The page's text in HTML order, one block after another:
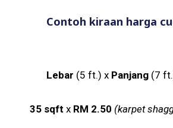
Contoh kiraan harga
Lebar (5 ft.) x Panjang(7
35 sqft x RM 2.50 (karpet